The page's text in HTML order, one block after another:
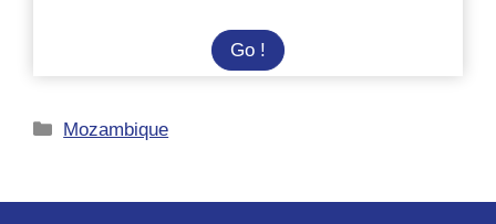
Go ! Philippines
:
Catégories
Mozambique